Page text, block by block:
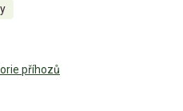
příhozů